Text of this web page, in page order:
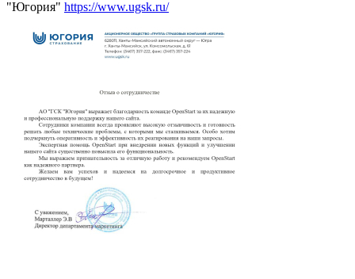
"Югория" https://www.ugsk.ru/